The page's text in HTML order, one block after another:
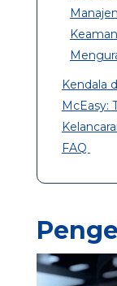
Kendala
McEasy:
FAQ